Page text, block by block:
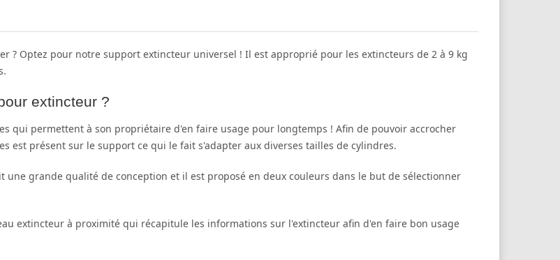
? Optez pour notre support extincteur universel ! Il est approprié pour les extincteurs de 2 à 9 kg
extincteur ?
qui permettent à son propriétaire d'en faire usage pour longtemps ! Afin de pouvoir accrocher
est présent sur le support ce qui le fait s'adapter aux diverses tailles de cylindres.
grande qualité de conception et il est proposé en deux couleurs dans le but de sélectionner
extincteur à proximité qui récapitule les informations sur l'extincteur afin d'en faire bon usage